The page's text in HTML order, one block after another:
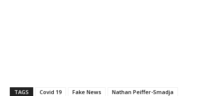
TAGS Covid 19 Fake News Nathan Peiffer-Smadja